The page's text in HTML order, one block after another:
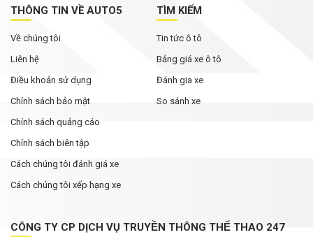
Tháng Ngâu chưa tới, phân khúc SUV cỡ C đã
THÔNG TIN VỀ AUTO5
Về chúng tôi
Liên hệ
Điều khoản sử dụng
Chính sách bảo mật
Chính sách quảng cáo
Chính sách biên tập
Cách chúng tôi đánh giá xe
Cách chúng tôi xếp hạng xe
TÌM KIẾM
Tin tức ô tô
Bảng giá xe ô tô
Đánh gia xe
So sánh xe
CÔNG TY CP DỊCH VỤ TRUYỀN THÔNG THỂ THAO 247